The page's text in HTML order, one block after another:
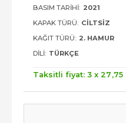
BASIM TARIHI: 2021
KAPAK TÜRÜ: CILTSIZ
KAĞIT TÜRÜ: 2. HAMUR
DILI: TÜRKÇE
Taksitli fiyat: 3 x 27 ,75